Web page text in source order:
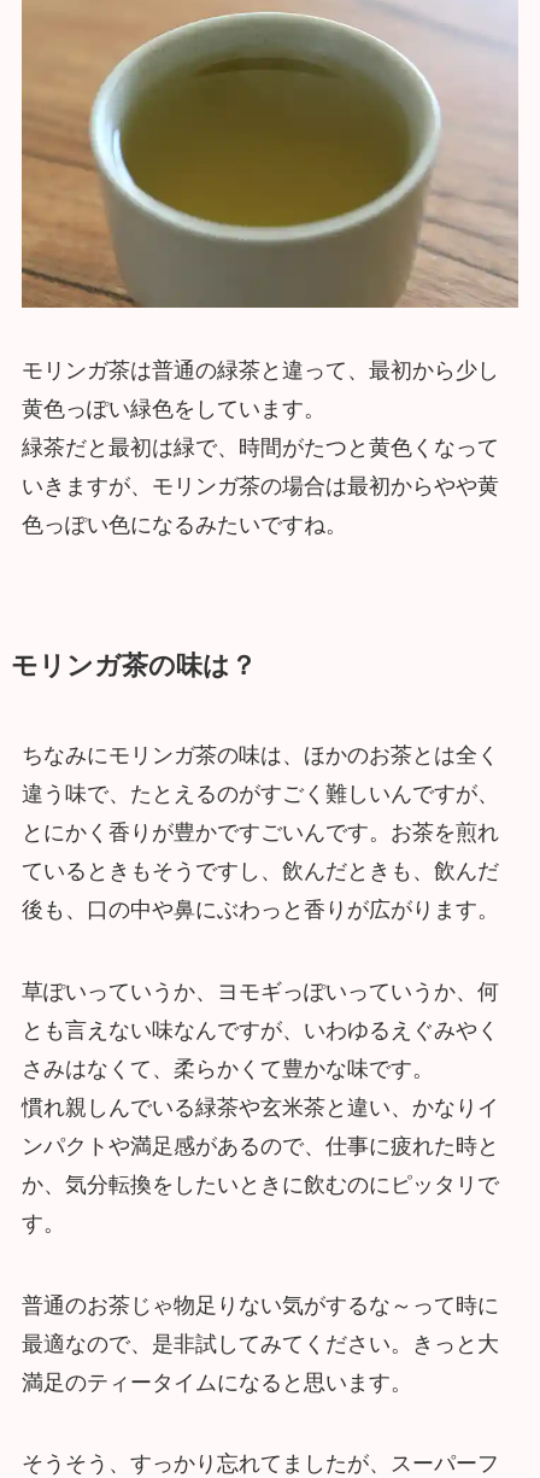
モリンガ茶は普通の緑茶と違って、最初から少し
黄色っぽい緑色をしています。
緑茶だと最初は緑で、時間がたつと黄色くなって
いきますが、モリンガ茶の場合は最初からやや黄
色っぽい色になるみたいですね。
モリンガ茶の味は？
ちなみにモリンガ茶の味は、ほかのお茶とは全く
違う味で、たとえるのがすごく難しいんですが、
とにかく香りが豊かですごいんです。お茶を煎れ
ているときもそうですし、飲んだときも、飲んだ
後も、口の中や鼻にぶわっと香りが広がります。
草ぽいっていうか、ヨモギっぽいっていうか、何
とも言えない味なんですが、いわゆるえぐみやく
さみはなくて、柔らかくて豊かな味です。
慣れ親しんでいる緑茶や玄米茶と違い、かなりイ
ンパクトや満足感があるので、仕事に疲れた時と
か、気分転換をしたいときに飲むのにピッタリで
す。
普通のお茶じゃ物足りない気がするな～って時に
最適なので、是非試してみてください。きっと大
満足のティータイムになると思います。
そうそう、すっかり忘れてましたが、スーパーフ